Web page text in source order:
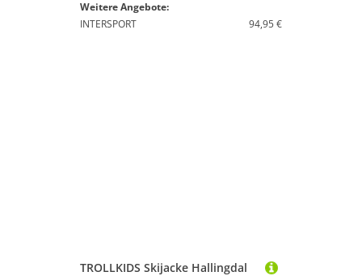
Weitere Angebote:
INTERSPORT
94,95 €
TROLLKIDS Skijacke Hallingdal